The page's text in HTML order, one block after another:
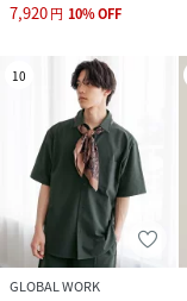
7,920円 10%OFF
10
GLOBAL WORK